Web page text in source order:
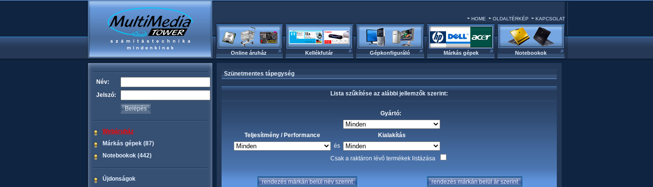
HOME OLDALTÉRKÉP KAPCSOLAT
Online áruház Kellékfutár Gépkonfiguráló Márkás gépek Notebookok
Név:
Jelszó:
Webáruház
Márkás gépek (87)
Notebookok (442)
Újdonságok
Szünetmentes tápegység
Lista szűkítése az alábbi jellemzők szerint:
Gyártó:
Teljesítmény / Performance
Kialakítás
és
Csak a raktáron lévő termékek listázása